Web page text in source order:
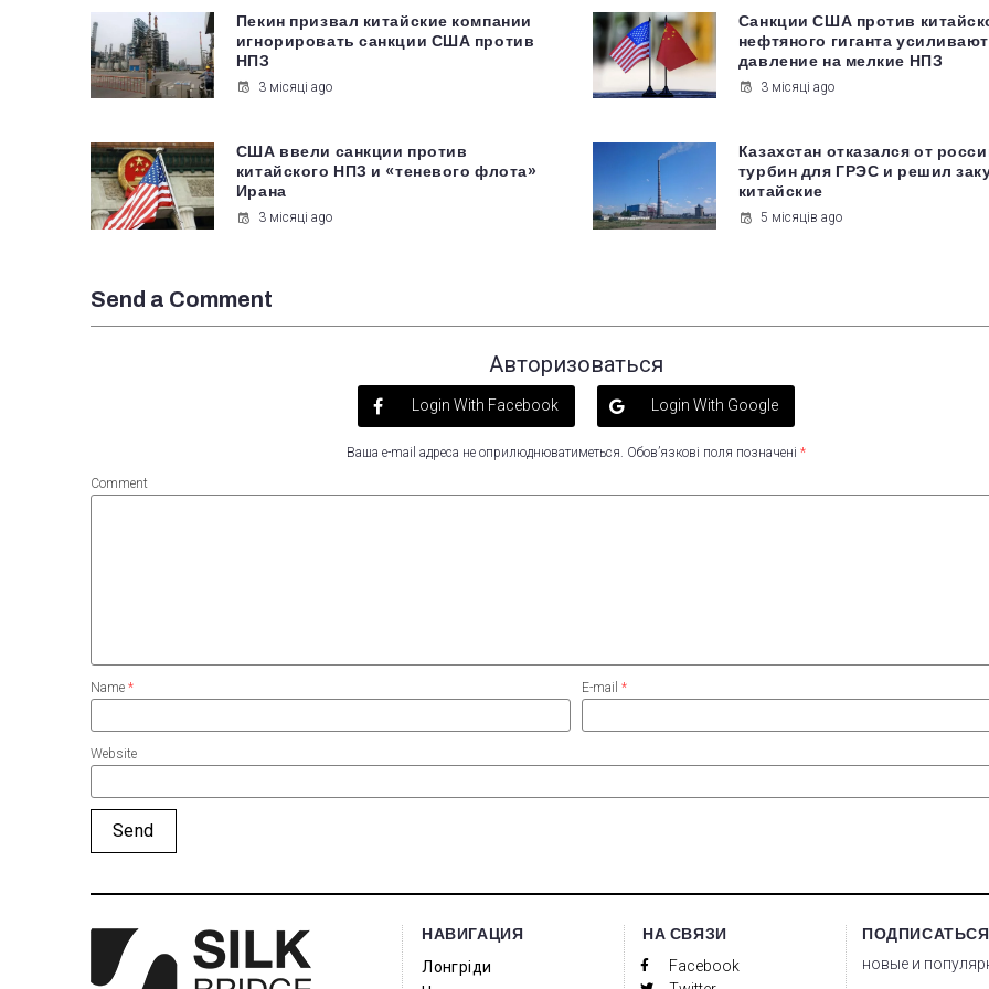
Пекин призвал китайские компании
игнорировать санкции США против
НПЗ
3 місяці ago
Санкции США против
нефтяного гиганта усиливают
давление на мелкие НПЗ
3 місяці ago
США ввели санкции против
китайского НПЗ и «теневого флота»
Ирана
3 місяці ago
Казахстан отказался от
турбин для ГРЭС и решил
китайские
5 місяців ago
Send a Comment
Авторизоваться
Login With Facebook Login With Google
Ваша e-mail адреса не оприлюднюватиметься. Обов’язкові поля позначені *
Comment
Name * E-mail *
Website
НАВИГАЦИЯ
Лонгріди
НА СВЯЗИ
Facebook
новые и